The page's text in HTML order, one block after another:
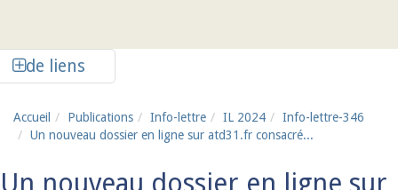
de liens
Accueil Publications Info-lettre IL 2024
Info-lettre-346
Un nouveau dossier en ligne sur atd31.fr consacré...
Un nouveau dossier en ligne sur